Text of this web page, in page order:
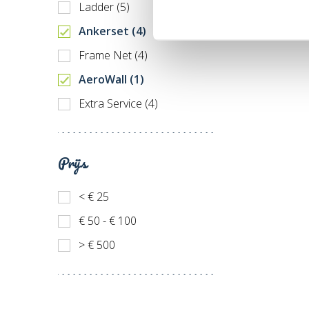
Ladder (5)
Ankerset (4)
Frame Net (4)
AeroWall (1)
Extra Service (4)
Prijs
< € 25
€ 50 - € 100
> € 500